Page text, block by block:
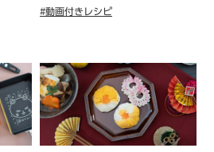
#動画付きレシピ